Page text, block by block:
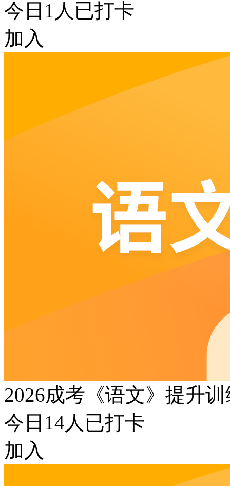
今日 1 人已打卡
加入
2026成考《语文》提升
今日 14人已打卡
加入